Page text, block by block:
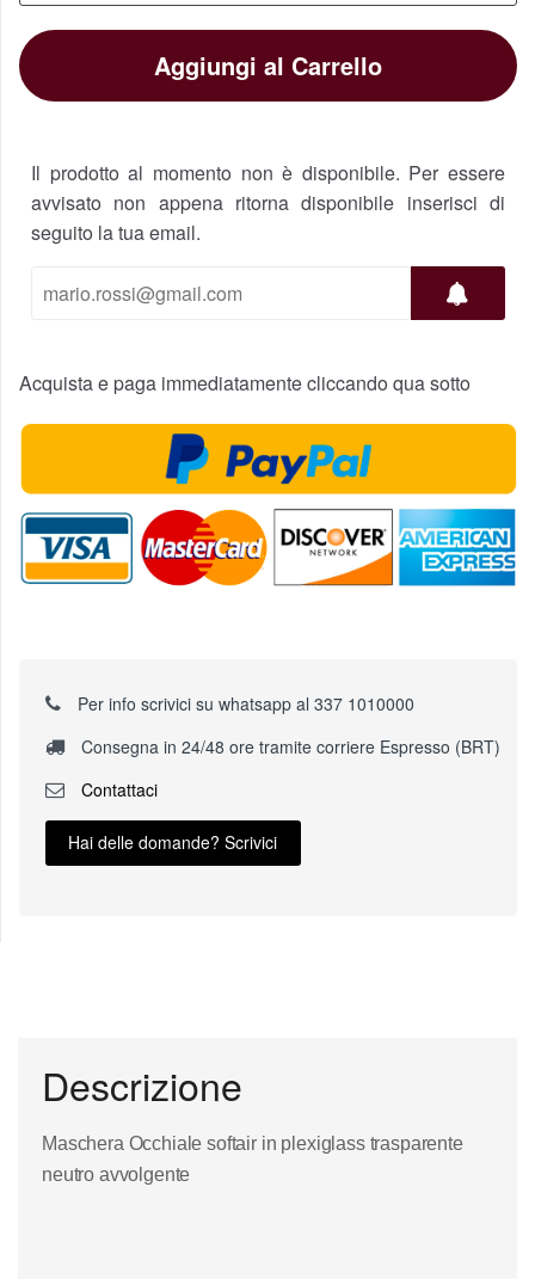
Aggiungi al Carrello
Il prodotto al momento non è disponibile. Per essere
avvisato non appena ritorna disponibile inserisci di
seguito la tua email.
Acquista e paga immediatamente cliccando qua sotto
Per info scrivici su whatsapp al 337 1010000
Consegna in 24/48 ore tramite corriere Espresso (BRT)
Contattaci
Hai delle domande? Scrivici
Descrizione
Maschera Occhiale softair in plexiglass trasparente
neutro avvolgente